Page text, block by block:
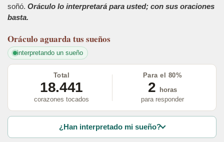
soñó. Oráculo lo interpretará para usted; con sus oraciones
basta.
Oráculo aguarda tus sueños
interpretando un sueño
Total
18.441
corazones tocados
Para el 80%
2
horas
para responder
¿Han interpretado mi sueño?